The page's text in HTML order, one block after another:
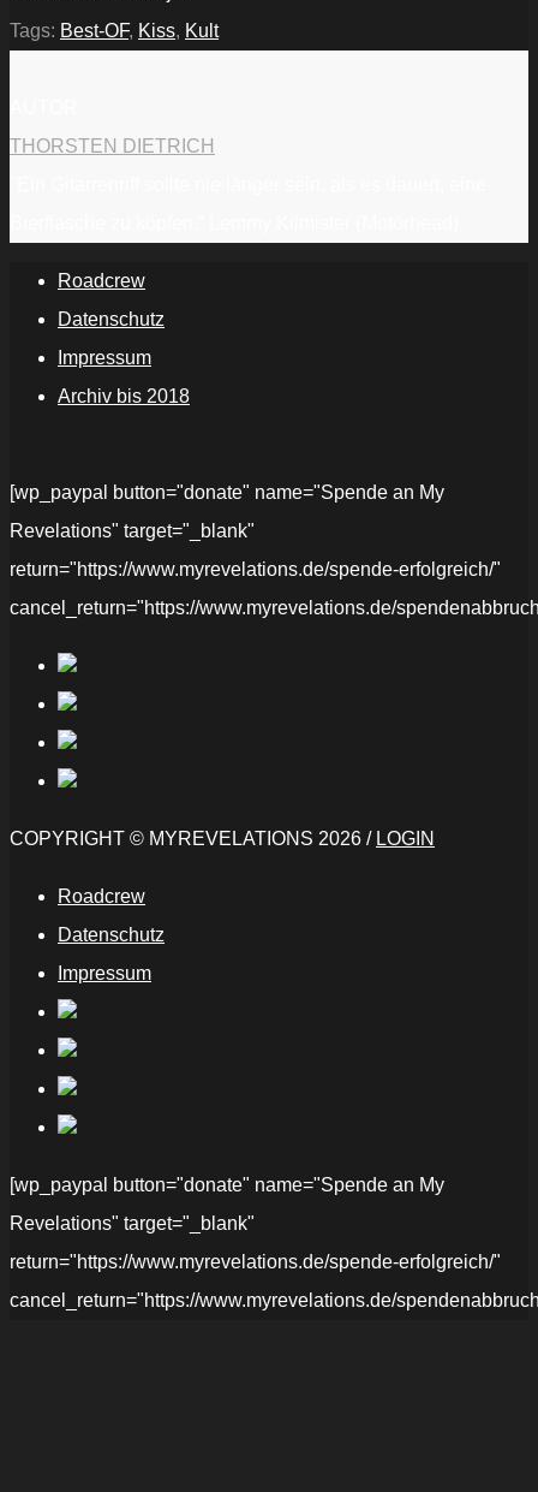
Tags: Best-OF, Kiss, Kult
THORSTEN DIETRICH
Roadcrew
Datenschutz
Impressum
Archiv bis 2018
[wp_paypal button="donate" name="Spende an My
Revelations" target="_blank"
return="https://www.myrevelations.de/spende-erfolgreich/"
cancel_return="https://www.myrevelations.de/
COPYRIGHT © MYREVELATIONS 2026 / LOGIN
Roadcrew
Datenschutz
Impressum
[wp_paypal button="donate" name="Spende an My
Revelations" target="_blank"
return="https://www.myrevelations.de/spende-erfolgreich/"
cancel_return="https://www.myrevelations.de/